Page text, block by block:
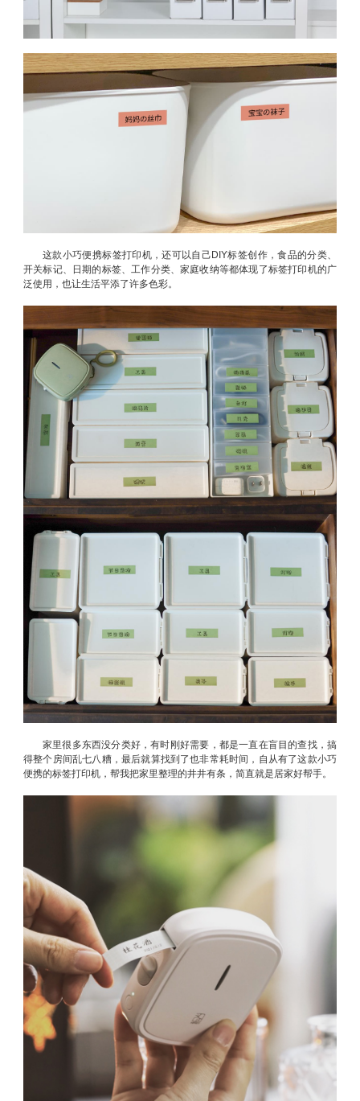
这款小巧便携标签打印机，还可以自己DIY标签创作，食品的分类、
开关标记、日期的标签、工作分类、家庭收纳等都体现了标签打印机的广
泛使用，也让生活平添了许多色彩。
家里很多东西没分类好，有时刚好需要，都是一直在盲目的查找，搞
得整个房间乱七八糟，最后就算找到了也非常耗时间，自从有了这款小巧
便携的标签打印机，帮我把家里整理的井井有条，简直就是居家好帮手。